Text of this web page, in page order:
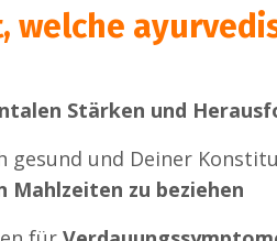
welche
Stärken und
gesund und Deiner
Mahlzeiten zu beziehen